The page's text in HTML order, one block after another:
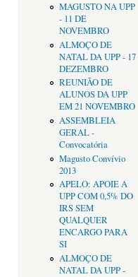
MAGUSTO NA UPP
- 11 DE
NOVEMBRO
ALMOÇO DE
NATAL DA UPP - 17
DEZEMBRO
REUNIÃO DE
ALUNOS DA UPP
EM 21 NOVEMBRO
ASSEMBLEIA
GERAL -
Convocatória
Magusto Convívio
2013
APELO: APOIE A
UPP COM 0,5% DO
IRS SEM
QUALQUER
ENCARGO PARA
SI
ALMOÇO DE
NATAL DA UPP -